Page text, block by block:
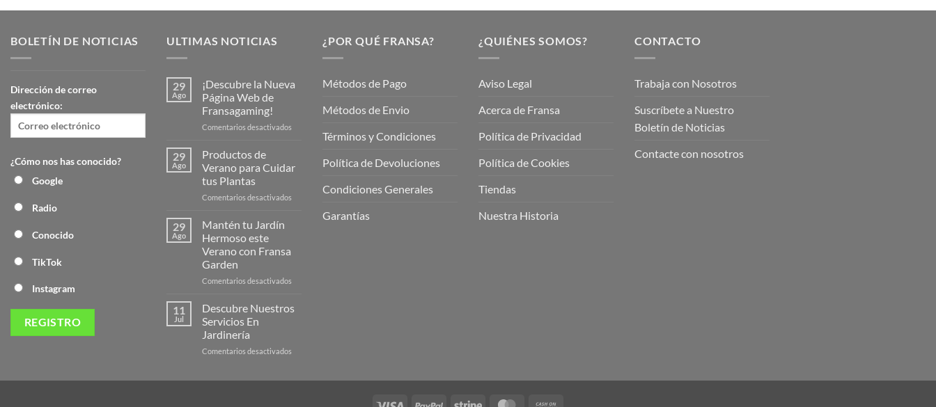
BOLETÍN DE NOTICIAS
Dirección de correo
electrónico:
¿Cómo nos has conocido?
Google
Radio
Conocido
TikTok
Instagram
ULTIMAS NOTICIAS
29
Ago
¡Descubre la Nueva
Página Web de
Fransagaming!
Comentarios desactivados
Página
29
Ago
Productos de
Verano para Cuidar
tus Plantas
Comentarios desactivados
29
Ago
Mantén tu Jardín
Hermoso este
Verano con Fransa
Garden
Comentarios desactivados
Jardín
11
Jul
Descubre Nuestros
Servicios En
Jardinería
Comentarios desactivados
¿POR QUÉ FRANSA?
Métodos de Pago
Métodos de Envio
Términos y Condiciones
Política de Devoluciones
Condiciones Generales
Garantías
¿QUIÉNES SOMOS?
Aviso Legal
Acerca de Fransa
Política de Privacidad
Política de Cookies
Tiendas
Nuestra Historia
CONTACTO
Trabaja con Nosotros
Suscríbete a Nuestro
Boletín de Noticias
Contacte con nosotros
Visa PayPal Stripe MasterCard